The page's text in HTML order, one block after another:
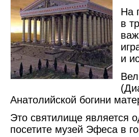
На
в
и
Анатолийской богини
Это святилище является
посетите музей Эфеса в